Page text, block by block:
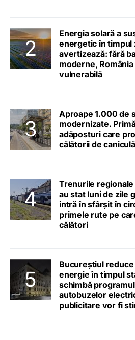
Energia solară a
energetic în timpul
avertizează: fără
moderne,
vulnerabilă
Aproape 1.000 de
modernizate.
adăposturi care
călătorii de caniculă
Trenurile regionale
au stat luni de zile
intră în sfârșit în
primele rute pe
călători
Bucureștiul
energie în timpul
schimbă
autobuzelor
publicitare vor fi